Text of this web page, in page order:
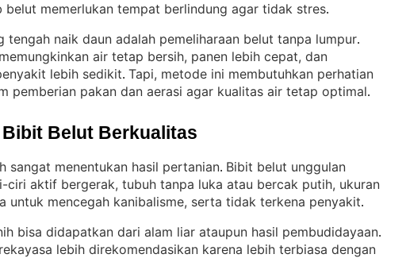
belut memerlukan tempat berlindung agar tidak stres.
tengah naik daun adalah pemeliharaan belut tanpa lumpur
air tetap bersih, panen lebih cepat, dan
lebih sedikit. Tapi, metode ini membutuhkan perhatian
pemberian pakan dan aerasi agar kualitas air tetap optimal.
Belut Berkualitas
sangat menentukan hasil pertanian. Bibit belut unggulan
ciri aktif bergerak, tubuh tanpa luka atau bercak putih, ukuran
untuk mencegah kanibalisme, serta tidak terkena penyakit.
bisa didapatkan dari alam liar ataupun hasil pembudidayaan
lebih direkomendasikan karena lebih terbiasa dengan